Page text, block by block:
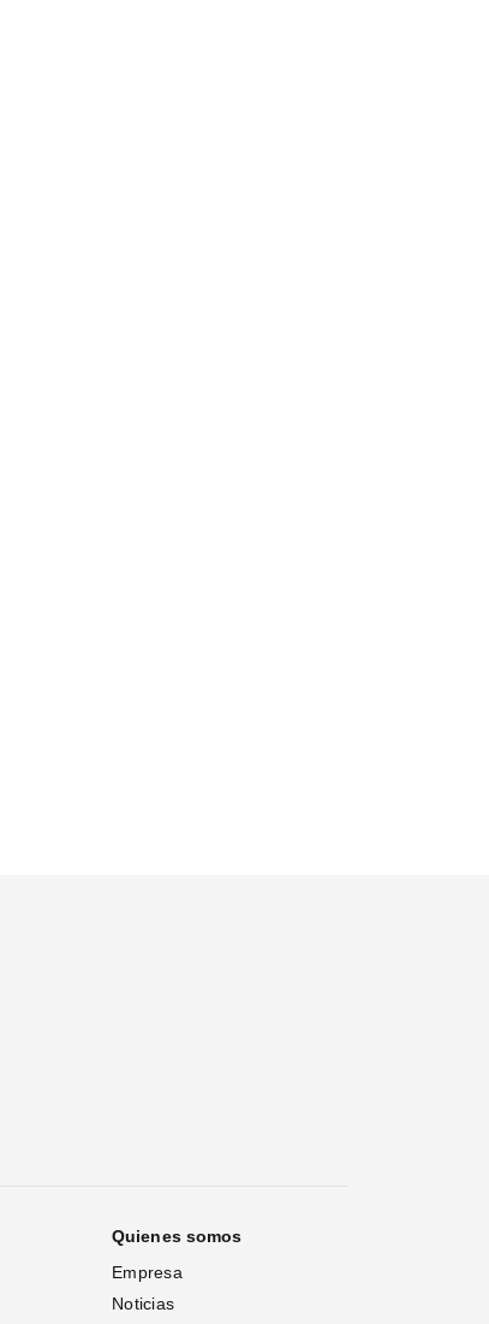
Quienes somos
Empresa
Noticias